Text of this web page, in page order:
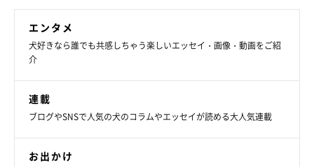
ごはんの時間になり、目の前のごはんを
めるうにくん。パパさんが「待てよ〜」とうにくんに声をかけて
いると…
エンタメ
犬好きなら誰でも共感しちゃう楽しいエッセイ・画像・動画をご紹
介
連載
ブログやSNSで人気の犬のコラムやエッセイが読める大人気連載
お出かけ